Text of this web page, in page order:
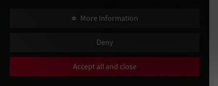
More Information
Deny
Accept all and close